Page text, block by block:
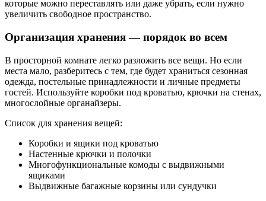
которые можно переставлять или даже убрать, если нужно
увеличить свободное пространство.
Организация хранения — порядок во всем
В просторной комнате легко разложить все вещи. Но если
места мало, разберитесь с тем, где будет храниться сезонная
одежда, постельные принадлежности и личные предметы
гостей. Используйте коробки под кроватью, крючки на стенах,
многослойные органайзеры.
Список для хранения вещей:
Коробки и ящики под кроватью
Настенные крючки и полочки
Многофункциональные комоды с выдвижными
ящиками
Выдвижные багажные корзины или сундучки